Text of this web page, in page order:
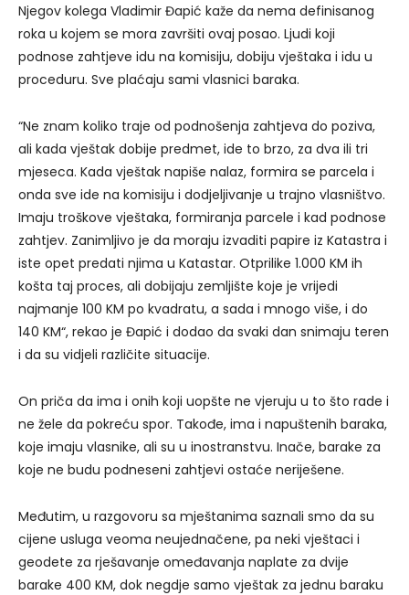
Njegov kolega Vladimir Đapić kaže da nema definisanog
roka u kojem se mora završiti ovaj posao. Ljudi koji
podnose zahtjeve idu na komisiju, dobiju vještaka i idu u
proceduru. Sve plaćaju sami vlasnici baraka.
“Ne znam koliko traje od podnošenja zahtjeva do poziva,
ali kada vještak dobije predmet, ide to brzo, za dva ili tri
mjeseca. Kada vještak napiše nalaz, formira se parcela i
onda sve ide na komisiju i dodjeljivanje u trajno vlasništvo.
Imaju troškove vještaka, formiranja parcele i kad podnose
zahtjev. Zanimljivo je da moraju izvaditi papire iz Katastra i
iste opet predati njima u Katastar. Otprilike 1.000 KM ih
košta taj proces, ali dobijaju zemljište koje je vrijedi
najmanje 100 KM po kvadratu, a sada i mnogo više, i do
140 KM“, rekao je Đapić i dodao da svaki dan snimaju teren
i da su vidjeli različite situacije.
On priča da ima i onih koji uopšte ne vjeruju u to što rade i
ne žele da pokreću spor. Takođe, ima i napuštenih baraka,
koje imaju vlasnike, ali su u inostranstvu. Inače, barake za
koje ne budu podneseni zahtjevi ostaće neriješene.
Međutim, u razgovoru sa mještanima saznali smo da su
cijene usluga veoma neujednačene, pa neki vještaci i
geodete za rješavanje omeđavanja naplate za dvije
barake 400 KM, dok negdje samo vještak za jednu baraku